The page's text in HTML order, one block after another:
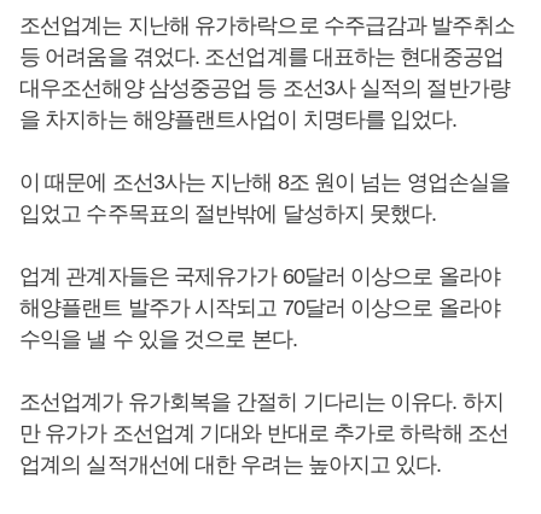
조선업계는 지난해 유가하락으로 수주급감과 발주취소
등 어려움을 겪었다. 조선업계를 대표하는 현대중공업
대우조선해양 삼성중공업 등 조선3사 실적의 절반가량
을 차지하는 해양플랜트사업이 치명타를 입었다.
이 때문에 조선3사는 지난해 8조 원이 넘는 영업손실을
입었고 수주목표의 절반밖에 달성하지 못했다.
업계 관계자들은 국제유가가 60달러 이상으로 올라야
해양플랜트 발주가 시작되고 70달러 이상으로 올라야
수익을 낼 수 있을 것으로 본다.
조선업계가 유가회복을 간절히 기다리는 이유다. 하지
만 유가가 조선업계 기대와 반대로 추가로 하락해 조선
업계의 실적개선에 대한 우려는 높아지고 있다.